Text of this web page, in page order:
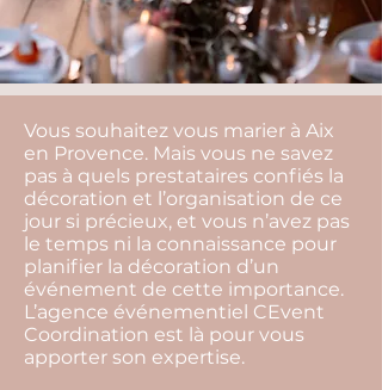
Vous souhaitez vous marier à Aix
en Provence. Mais vous ne savez
pas à quels prestataires confiés la
décoration et l’organisation de ce
jour si précieux, et vous n’avez pas
le temps ni la connaissance pour
planifier la décoration d’un
événement de cette importance.
L’agence événementiel CEvent
Coordination est là pour vous
apporter son expertise.